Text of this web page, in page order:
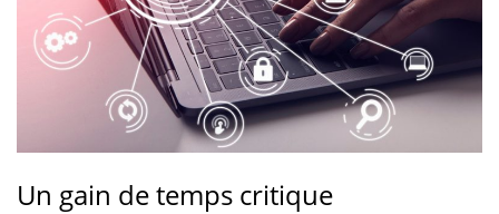
Un gain de temps critique